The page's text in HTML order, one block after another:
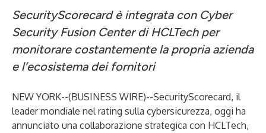
SecurityScorecard è integrata con Cyber
Security Fusion Center di HCLTech per
monitorare costantemente la propria azienda
e l’ecosistema dei fornitori
NEW YORK--(BUSINESS WIRE)--SecurityScorecard, il
leader mondiale nel rating sulla cybersicurezza, oggi ha
annunciato una collaborazione strategica con HCLTech,